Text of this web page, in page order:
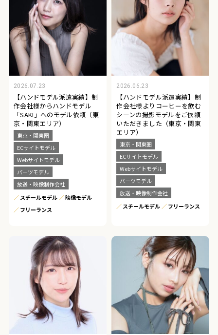
2026.07.23
【ハンドモデル派遣実績】制
作会社様からハンドモデル
「SAKI」へのモデル依頼（東
京・関東エリア）
東京・関東圏
ECサイトモデル
Webサイトモデル
パーツモデル
放送・映像制作会社
スチールモデル
映像モデル
フリーランス
2026.06.23
【ハンドモデル派遣実績】制
作会社様よりコーヒーを飲む
シーンの撮影モデルをご依頼
いただきました（東京・関東
エリア）
東京・関東圏
ECサイトモデル
Webサイトモデル
パーツモデル
放送・映像制作会社
スチールモデル
フリーランス